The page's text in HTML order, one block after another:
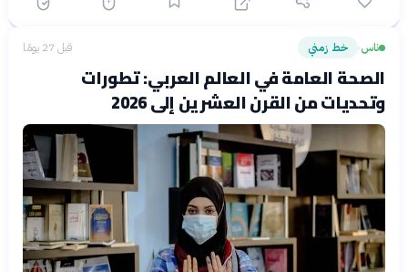
ناس› خط زمني قبل 27 يومًا
الصحة العامة في العالم العربي: تطورات
وتحديات من القرن العشرين إلى 2026